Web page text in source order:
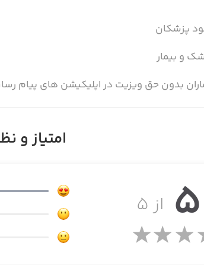
پزشکان
و بیمار
بدون حق ویزیت در اپلیکیشن های پیام
ویزیت
امتیاز و
از ۵